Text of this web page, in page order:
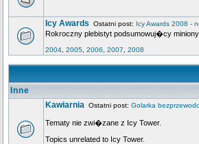
Icy Awards Ostatni post: Icy Awards 2008 -
Rokroczny plebistyt podsumowuj�cy
2004 2005 2006 2007 2008
Inne
Kawiarnia Ostatni post: Golarka
Tematy nie zwi�zane z Icy Tower.
Topics unrelated to Icy Tower.